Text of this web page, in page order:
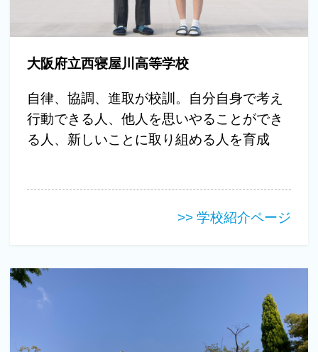
大阪府立西寝屋川高等学校
自律、協調、進取が校訓。自分自身で考え
行動できる人、他人を思いやることができ
る人、新しいことに取り組める人を育成
>> 学校紹介ページ